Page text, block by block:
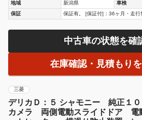
地域
新潟県 車検
保証
保証有。 [保証付]：36ヶ月・走行
中古車の状態を確
在庫確認・見積もり
三菱
デリカＤ：５ シャモニー 純正１
カメラ 両側電動スライドドア 電